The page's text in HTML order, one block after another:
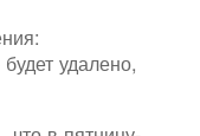
удалено,